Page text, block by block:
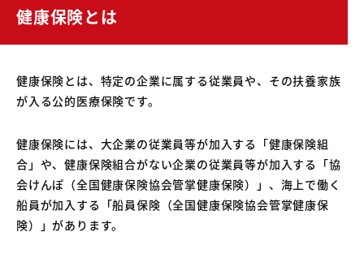
健康保険とは
健康保険とは、特定の企業に属する従業員や、その扶養家族
が入る公的医療保険です。
健康保険には、大企業の従業員等が加入する「健康保険組
合」や、健康保険組合がない企業の従業員等が加入する「協
会けんぽ（全国健康保険協会管掌健康保険）」、海上で働く
船員が加入する「船員保険（全国健康保険協会管掌健康保
険）」があります。